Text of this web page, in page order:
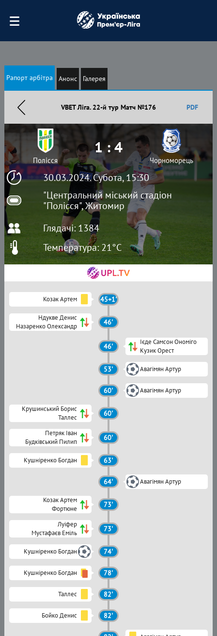
Рапорт арбітра Анонс Галерея
VBET Ліга. 22-й тур Матч №176 PDF
30.03.2024. Субота, 15:30
"Центральний міський стадіон
"Полісся", Житомир
Полісся
1 : 4
Чорноморець
Глядачі: 1384
Температура: 21°C
Козак Артем 45+1'
Ндукве Денис
Назаренко Олександр
46'
46'
Ієде Самсон Ономіго
Кузик Орест
53' Авагімян Артур
60' Авагімян Артур
Крушинський Борис
Таллес
60'
Петряк Іван
Будківський Пилип
60'
Кушніренко Богдан 63'
64' Авагімян Артур
Козак Артем
Фортюне
73'
Луіфер
Мустафаєв Еміль
73'
Кушніренко Богдан 74'
Кушніренко Богдан 78'
Таллес 82'
Бойко Денис 82'